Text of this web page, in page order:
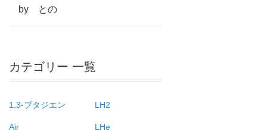
by との
カテゴリー 一覧
1.3-ブタジエン
Air
LH2
LHe